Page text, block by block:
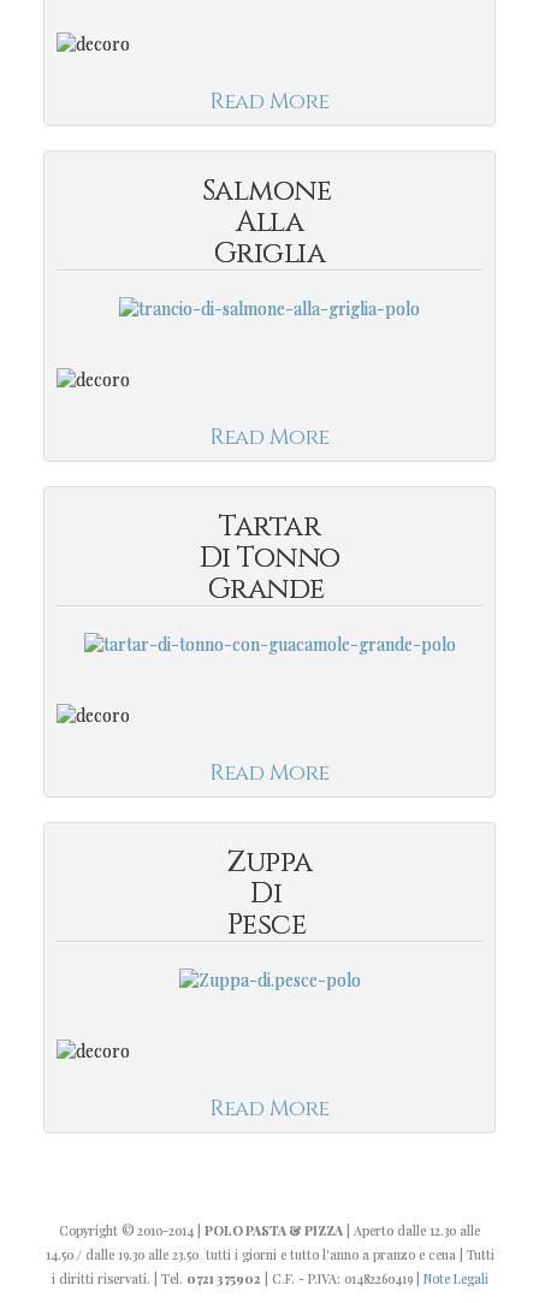
Read More
Salmone
Alla
Griglia
Read More
Tartar
Di Tonno
Grande
Read More
Zuppa
Di
Pesce
Read More
Copyright © 2010-2014 POLO PASTA & PIZZA | Aperto dalle 12.30 alle
14.50 / dalle 19.30 alle 23.50 tutti i giorni e tutto l'anno a pranzo e cena | Tutti
i diritti riservati. | Tel. 0721 375902 | C.F. - P.IVA: 01482260419 | Note Legali